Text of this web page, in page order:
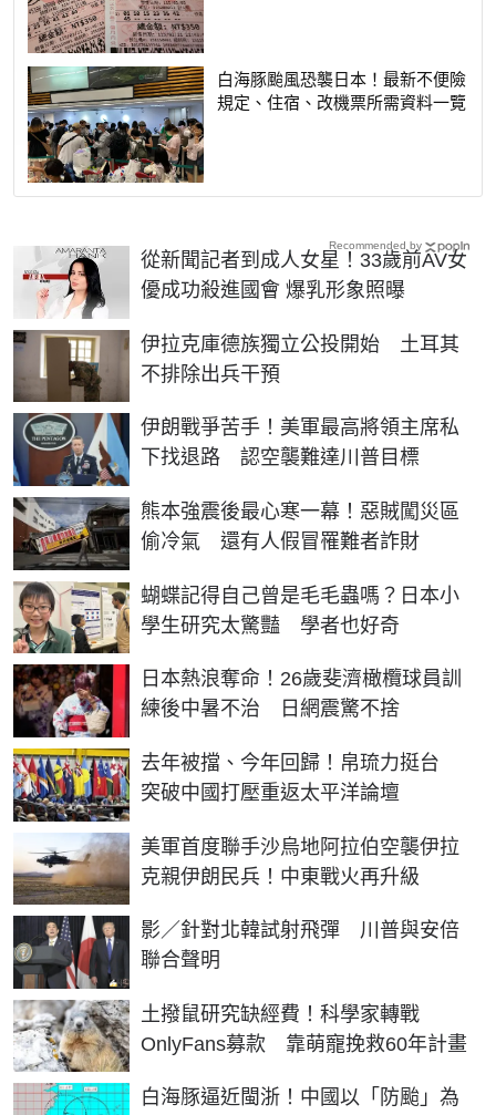
白海豚颱風恐襲日本！最新不便險
規定、住宿、改機票所需資料一覽
從新聞記者到成人女星！33歲前AV女
優成功殺進國會 爆乳形象照曝
伊拉克庫德族獨立公投開始 土耳其
不排除出兵干預
伊朗戰爭苦手！美軍最高將領主席私
下找退路 認空襲難達川普目標
熊本強震後最心寒一幕！惡賊闖災區
偷冷氣 還有人假冒罹難者詐財
蝴蝶記得自己曾是毛毛蟲嗎？日本小
學生研究太驚豔 學者也好奇
日本熱浪奪命！26歲斐濟橄欖球員訓
練後中暑不治 日網震驚不捨
去年被擋、今年回歸！帛琉力挺台
突破中國打壓重返太平洋論壇
美軍首度聯手沙烏地阿拉伯空襲伊拉
克親伊朗民兵！中東戰火再升級
影／針對北韓試射飛彈 川普與安倍
聯合聲明
土撥鼠研究缺經費！科學家轉戰
OnlyFans募款 靠萌寵挽救60年計畫
白海豚逼近閩浙！中國以「防颱」為
Recommended by